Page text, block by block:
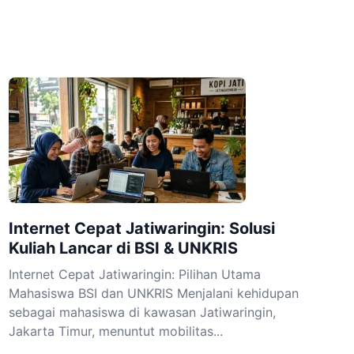
Internet Cepat Jatiwaringin: Solusi
Kuliah Lancar di BSI & UNKRIS
Internet Cepat Jatiwaringin: Pilihan Utama
Mahasiswa BSI dan UNKRIS Menjalani kehidupan
sebagai mahasiswa di kawasan Jatiwaringin,
Jakarta Timur, menuntut mobilitas...